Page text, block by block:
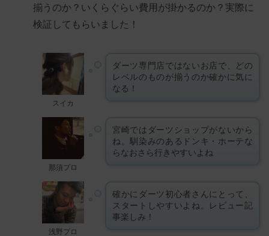
揃うのか？いくらぐらい費用が掛かるのか？実際に
検証してもらいました！
スイカ
ダーツ専門店ではないお店で、どの
レベルのものが揃うのか確かに気に
なる！
那須プロ
宮崎ではダーツショップがないから
ね。馴染みのあるドンキ・ホーテな
らなおさら行きやすいよね
浅野プロ
確かにダーツ初心者さんにとって、
スタートしやすいよね。レビュー記
事楽しみ！